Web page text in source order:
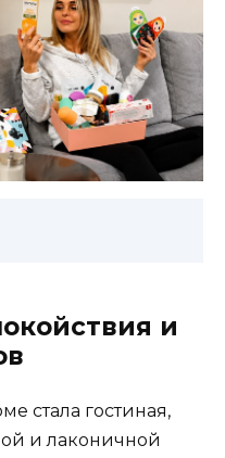
и
стала гостиная,
и лаконичной